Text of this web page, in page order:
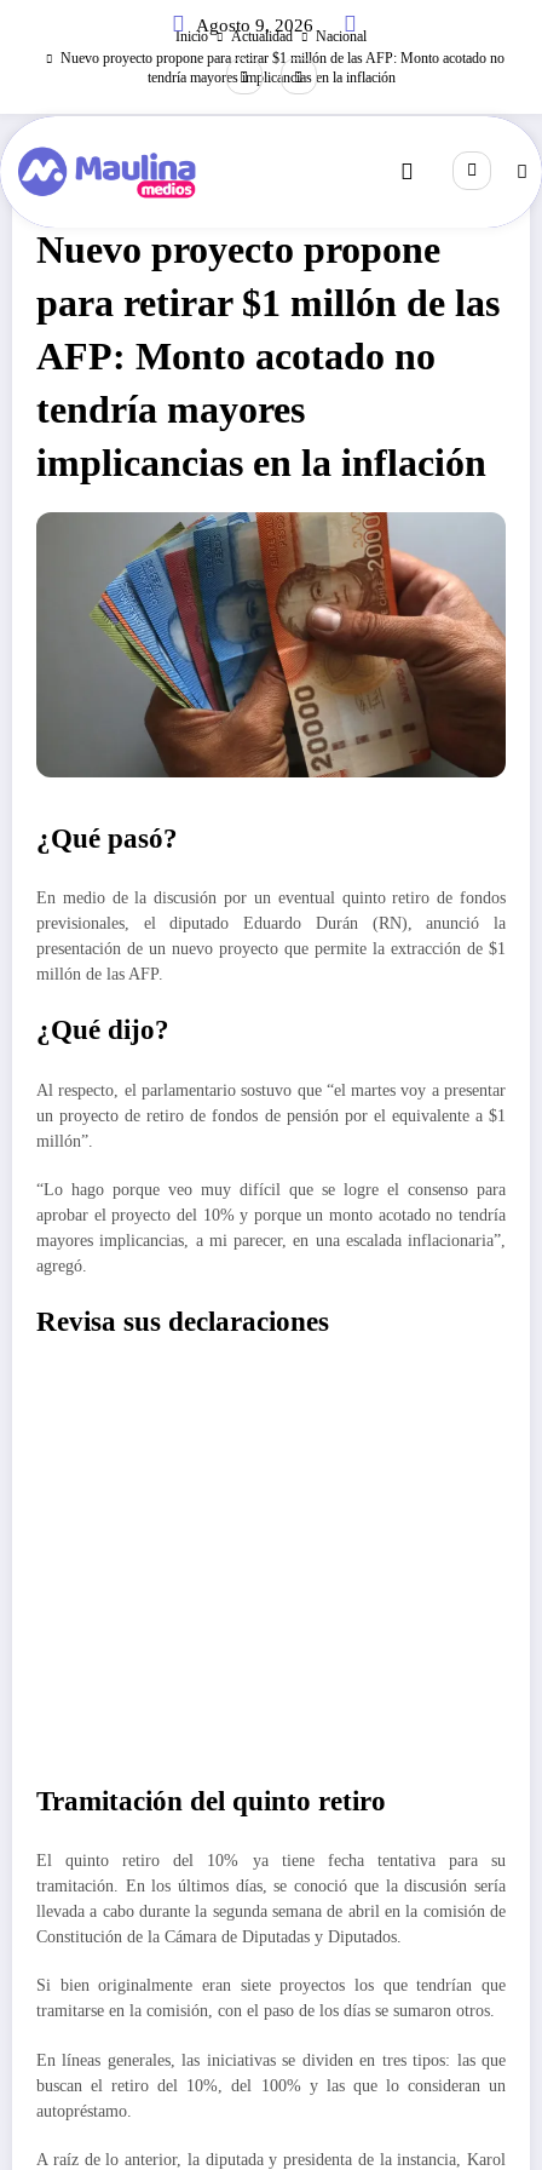
contenido
Agosto 9, 2026
Inicio Actualidad
Nacional
Nuevo proyecto propone para retirar $1 millón de las AFP: Monto acotado no
tendría mayores implicancias en la inflación
Nacional Abril 4, 2022
Nuevo proyecto propone
para retirar $1 millón de las
AFP: Monto acotado no
tendría mayores
implicancias en la inflación
¿Qué pasó?
En medio de la discusión por un eventual quinto retiro de fondos
previsionales, el diputado Eduardo Durán (RN), anunció la
presentación de un nuevo proyecto que permite la extracción de $1
millón de las AFP.
¿Qué dijo?
Al respecto, el parlamentario sostuvo que “el martes voy a presentar
un proyecto de retiro de fondos de pensión por el equivalente a $1
millón”.
“Lo hago porque veo muy difícil que se logre el consenso para
aprobar el proyecto del 10% y porque un monto acotado no tendría
mayores implicancias, a mi parecer, en una escalada inflacionaria”,
agregó.
Revisa sus declaraciones
Tramitación del quinto retiro
El quinto retiro del 10% ya tiene fecha tentativa para su
tramitación. En los últimos días, se conoció que la discusión sería
llevada a cabo durante la segunda semana de abril en la comisión de
Constitución de la Cámara de Diputadas y Diputados.
Si bien originalmente eran siete proyectos los que tendrían que
tramitarse en la comisión, con el paso de los días se sumaron otros.
En líneas generales, las iniciativas se dividen en tres tipos: las que
buscan el retiro del 10%, del 100% y las que lo consideran un
autopréstamo.
A raíz de lo anterior, la diputada y presidenta de la instancia, Karol